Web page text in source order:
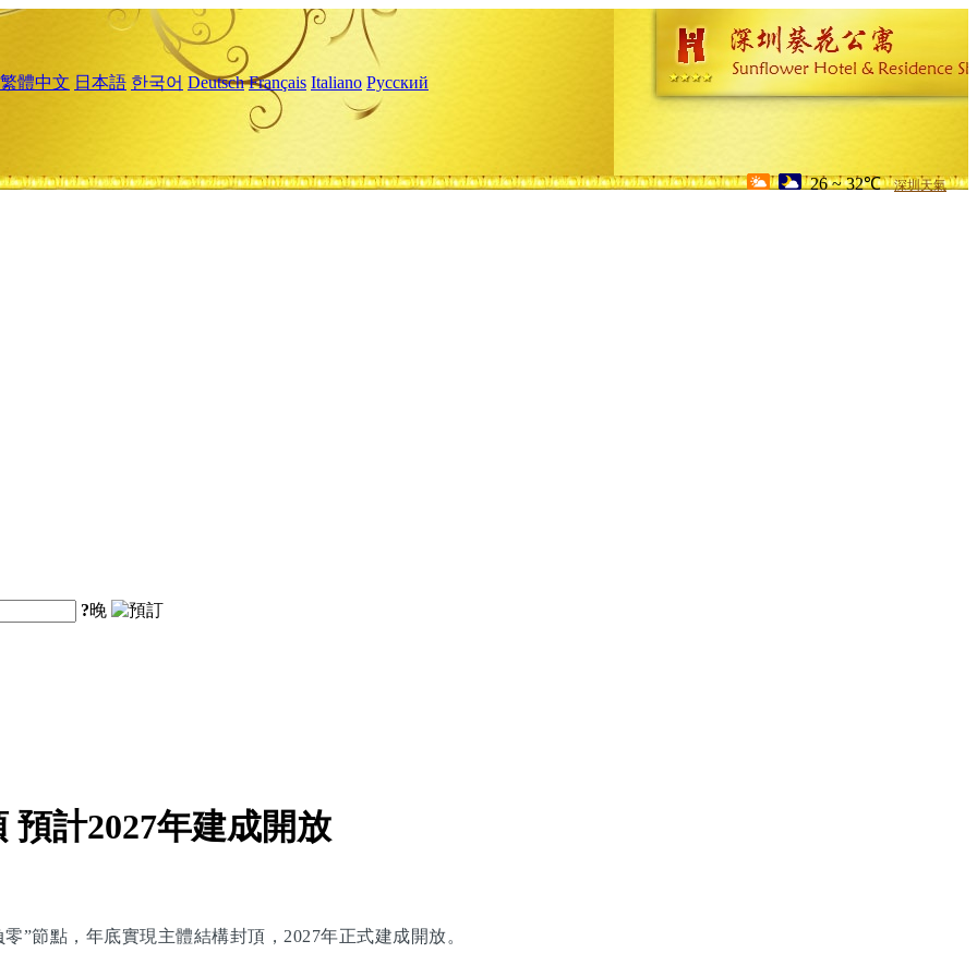
繁體中文 日本語 한국어 Deutsch Français Italiano Русский
26 ~ 32℃ 深圳天氣
?晚
計2027年建成開放
”節點，年底實現主體結構封頂，2027年正式建成開放。